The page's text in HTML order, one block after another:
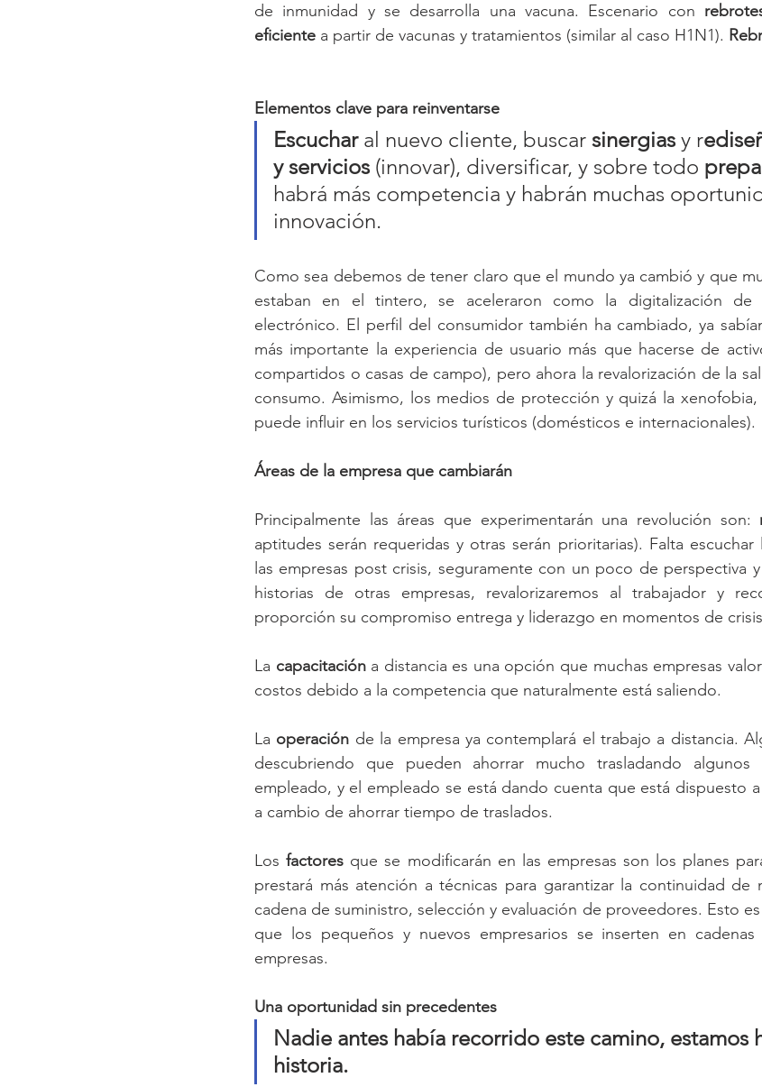
de inmunidad y se desarrolla una vacuna. Escenario con
eficiente a partir de vacunas y tratamientos (similar al caso H1N1).
Elementos clave para reinventarse
Escuchar al nuevo cliente, buscar sinergias y r
y servicios (innovar), diversificar, y sobre todo
habrá más competencia y habrán muchas
innovación.
Como sea debemos de tener claro que el mundo ya cambió y que
estaban en el tintero, se aceleraron como la digitalización de
electrónico. El perfil del consumidor también ha cambiado, ya
más importante la experiencia de usuario más que hacerse de
compartidos o casas de campo), pero ahora la revalorización de la
consumo. Asimismo, los medios de protección y quizá la
puede influir en los servicios turísticos (domésticos e internacionales).
Áreas de la empresa que cambiarán
Principalmente las áreas que experimentarán una revolución son:
aptitudes serán requeridas y otras serán prioritarias). Falta escuchar
las empresas post crisis, seguramente con un poco de perspectiva
historias de otras empresas, revalorizaremos al trabajador y
proporción su compromiso entrega y liderazgo en momentos de
La capacitación a distancia es una opción que muchas empresas
costos debido a la competencia que naturalmente está saliendo.
La operación de la empresa ya contemplará el trabajo a distancia.
descubriendo que pueden ahorrar mucho trasladando
empleado, y el empleado se está dando cuenta que está dispuesto
a cambio de ahorrar tiempo de traslados.
Los factores que se modificarán en las empresas son los planes
prestará más atención a técnicas para garantizar la continuidad
cadena de suministro, selección y evaluación de proveedores. Esto
que los pequeños y nuevos empresarios se inserten en
empresas.
Una oportunidad sin precedentes
Nadie antes había recorrido este camino, estamos
historia.